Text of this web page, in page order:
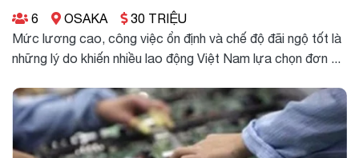
6
OSAKA
30 TRIỆU
Mức lương cao, công việc ổn định và chế độ đãi ngộ tốt là
những lý do khiến nhiều lao động Việt Nam lựa chọn đơn ...